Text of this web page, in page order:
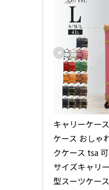
キャリーケー
ケース おしゃ
クケース tsa
サイズキャリ
型スーツケー